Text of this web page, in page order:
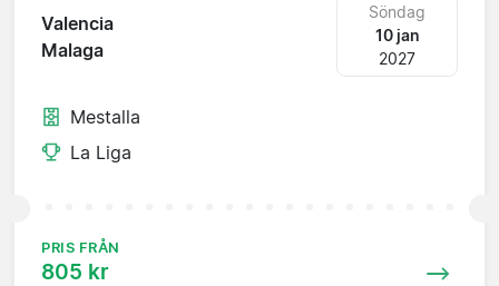
Valencia
Malaga
Söndag
10 jan
2027
Mestalla
La Liga
PRIS FRÅN
805 kr